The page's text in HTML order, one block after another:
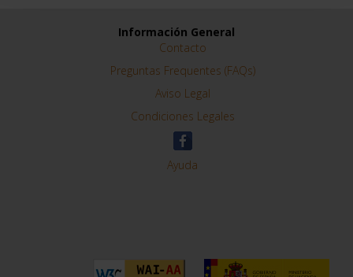
Información General
Contacto
Preguntas Frequentes (FAQs)
Aviso Legal
Condiciones Legales
Ayuda